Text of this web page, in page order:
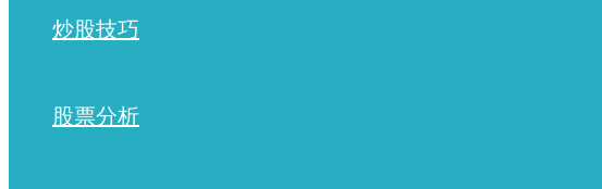
炒股技巧
股票分析